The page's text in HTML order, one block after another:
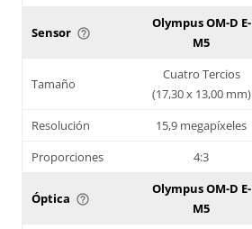
Sensor help_outline
Olympus OM-D E-
M5
Tamaño
Cuatro Tercios
(17,30 x 13,00 mm)
Resolución
15,9 megapíxeles
Proporciones
4:3
Óptica help_outline
Olympus OM-D E-
M5